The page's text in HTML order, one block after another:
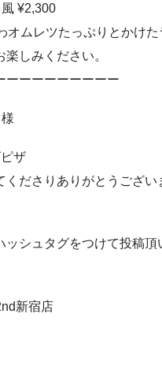
¥2,300
オムレツたっぷりとかけ
しみください。
ーーーーーーーーー
ザ
くださりありがとうござい
ッシュタグをつけて投稿
新宿店